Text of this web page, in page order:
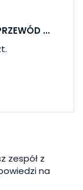
...
zespół z
na